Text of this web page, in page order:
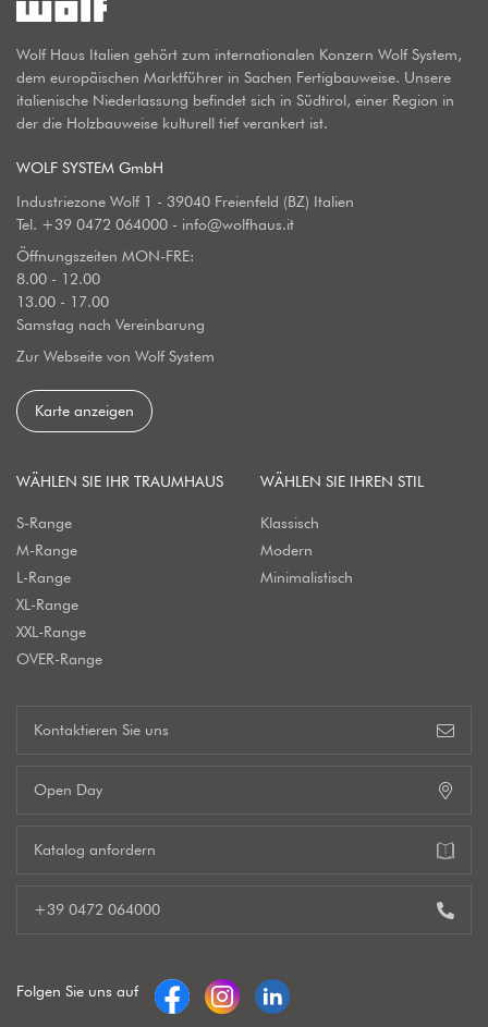
Wolf Haus Italien gehört zum internationalen Konzern Wolf System,
dem europäischen Marktführer in Sachen Fertigbauweise. Unsere
italienische Niederlassung befindet sich in Südtirol, einer Region in
der die Holzbauweise kulturell tief verankert ist.
WOLF SYSTEM GmbH
Industriezone Wolf 1 - 39040 Freienfeld (BZ) Italien
Tel. +39 0472 064000 - info@wolfhaus.it
Öffnungszeiten MON-FRE:
8.00 - 12.00
13.00 - 17.00
Samstag nach Vereinbarung
Zur Webseite von Wolf System
Karte anzeigen
WÄHLEN SIE IHR TRAUMHAUS
S-Range
M-Range
L-Range
XL-Range
XXL-Range
OVER-Range
WÄHLEN SIE IHREN STIL
Klassisch
Modern
Minimalistisch
Kontaktieren Sie uns
Open Day
Katalog anfordern
+39 0472 064000
Folgen Sie uns auf